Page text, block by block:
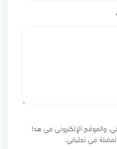
*
والموقع الإلكتروني في هذا
في تعليقي.